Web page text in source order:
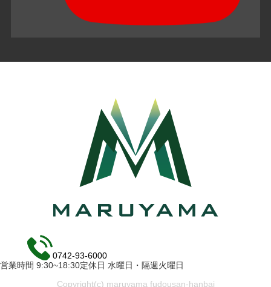
0742-93-6000
営業時間 9:30~18:30定休日 水曜日・隔週火曜日
Copyright(c) maruyama fudousan-hanbai